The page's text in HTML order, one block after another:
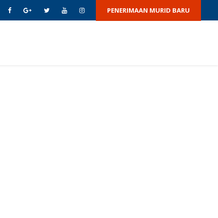
PENERIMAAN MURID BARU